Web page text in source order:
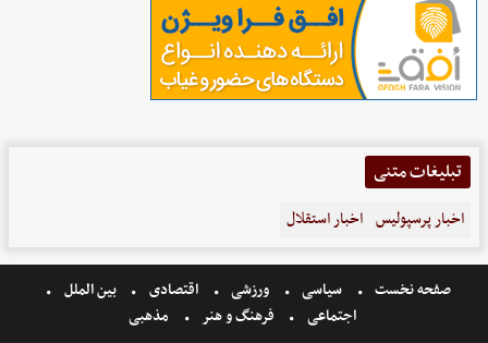
تبلیغات متنی
اخبار پرسپولیس اخبار استقلال
صفحه نخست سیاسی ورزشی اقتصادی
بین الملل
اجتماعی
فرهنگ و هنر مذهبی